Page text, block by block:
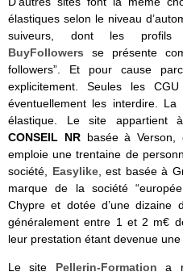
élastiques selon le niveau
suiveurs, dont les profils
BuyFollowers se présente
followers”. Et pour cause
explicitement. Seules les
éventuellement les interdire.
élastique. Le site appartient
CONSEIL NR basée à
emploie une trentaine de
société, Easylike, est basée à
marque de la société
Chypre et dotée d’une dizaine
généralement entre 1 et 2 m€
leur prestation étant devenue une
Le site Pellerin-Formation a